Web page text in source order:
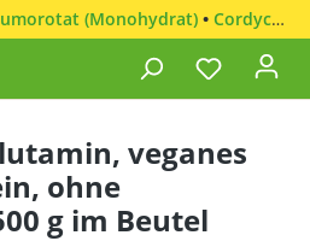
(Monohydrat) • Cordyceps sinensis
veganes
ohne
g im Beutel